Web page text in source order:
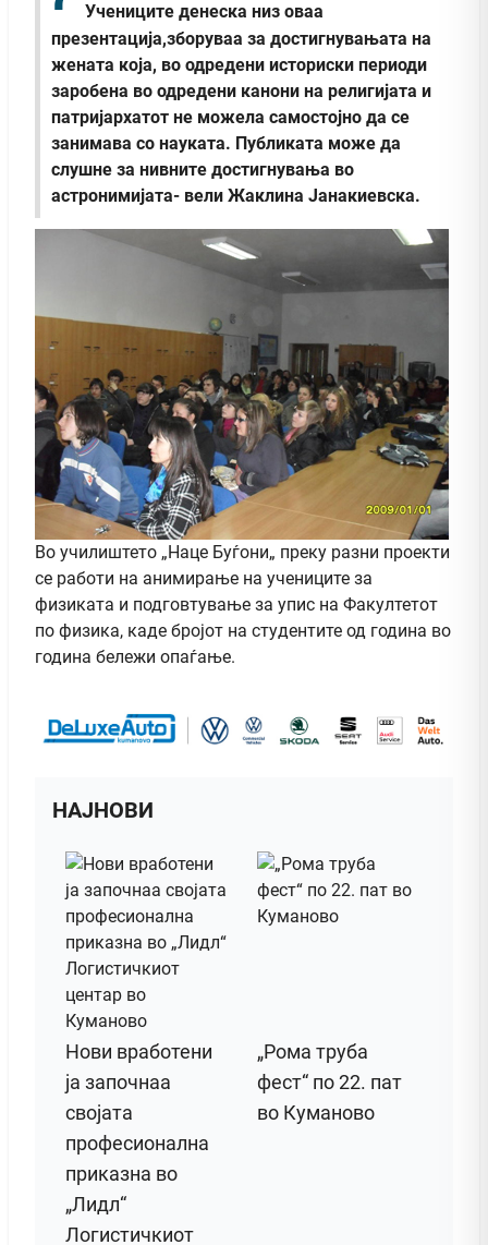
Учениците денеска низ оваа
презентација,зборуваа за достигнувањата на
жената која, во одредени историски периоди
заробена во одредени канони на религијата и
патријархатот не можела самостојно да се
занимава со науката. Публиката може да
слушне за нивните достигнувања во
астронимијата- вели Жаклина Јанакиевска.
Во училиштето „Наце Буѓони„ преку разни проекти
се работи на анимирање на учениците за
физиката и подговтување за упис на Факултетот
по физика, каде бројот на студентите од година во
година бележи опаѓање.
НАЈНОВИ
Нови вработени
ја започнаа
својата
професионална
приказна во
„Лидл“
Логистичкиот
„Рома труба
фест“ по 22. пат
во Куманово